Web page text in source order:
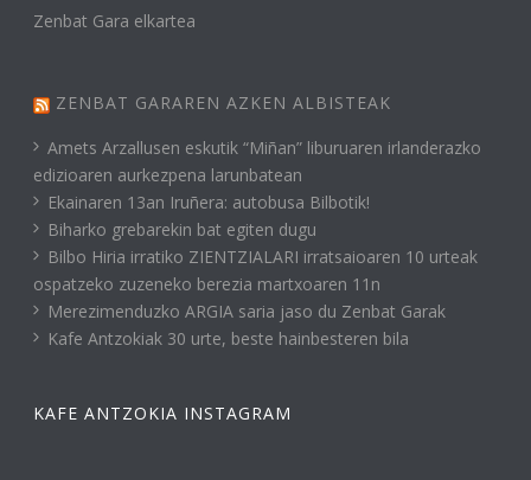
Zenbat Gara elkartea
ZENBAT GARAREN AZKEN ALBISTEAK
Amets Arzallusen eskutik “Miñan” liburuaren irlanderazko
edizioaren aurkezpena larunbatean
Ekainaren 13an Iruñera: autobusa Bilbotik!
Biharko grebarekin bat egiten dugu
Bilbo Hiria irratiko ZIENTZIALARI irratsaioaren 10 urteak
ospatzeko zuzeneko berezia martxoaren 11n
Merezimenduzko ARGIA saria jaso du Zenbat Garak
Kafe Antzokiak 30 urte, beste hainbesteren bila
KAFE ANTZOKIA INSTAGRAM